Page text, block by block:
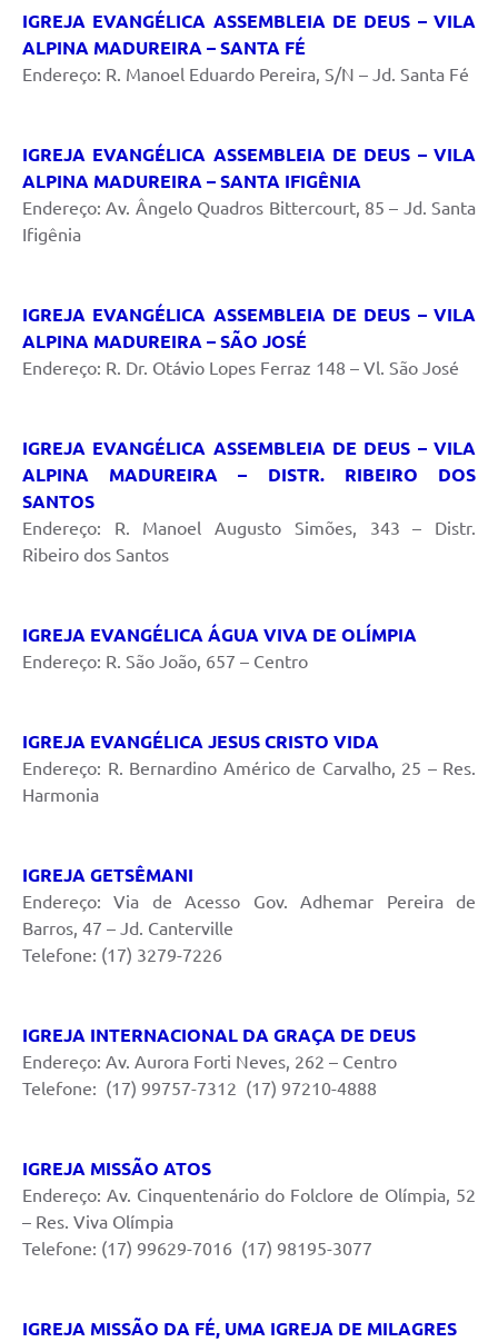
IGREJA EVANGÉLICA ASSEMBLEIA DE DEUS – VILA
ALPINA MADUREIRA – SANTA FÉ
Endereço: R. Manoel Eduardo Pereira, S/N – Jd. Santa Fé
IGREJA EVANGÉLICA ASSEMBLEIA DE DEUS – VILA
ALPINA MADUREIRA – SANTA IFIGÊNIA
Endereço: Av. Ângelo Quadros Bittercourt, 85 – Jd. Santa
Ifigênia
IGREJA EVANGÉLICA ASSEMBLEIA DE DEUS – VILA
ALPINA MADUREIRA – SÃO JOSÉ
Endereço: R. Dr. Otávio Lopes Ferraz 148 – Vl. São José
IGREJA EVANGÉLICA ASSEMBLEIA DE DEUS – VILA
ALPINA MADUREIRA – DISTR. RIBEIRO DOS
SANTOS
Endereço: R. Manoel Augusto Simões, 343 – Distr.
Ribeiro dos Santos
IGREJA EVANGÉLICA ÁGUA VIVA DE OLÍMPIA
Endereço: R. São João, 657 – Centro
IGREJA EVANGÉLICA JESUS CRISTO VIDA
Endereço: R. Bernardino Américo de Carvalho, 25 – Res.
Harmonia
IGREJA GETSÊMANI
Endereço: Via de Acesso Gov. Adhemar Pereira de
Barros, 47 – Jd. Canterville
Telefone: (17) 3279-7226
IGREJA INTERNACIONAL DA GRAÇA DE DEUS
Endereço: Av. Aurora Forti Neves, 262 – Centro
Telefone: (17) 99757-7312 (17) 97210-4888
IGREJA MISSÃO ATOS
Endereço: Av. Cinquentenário do Folclore de Olímpia, 52
– Res. Viva Olímpia
Telefone: (17) 99629-7016 (17) 98195-3077
IGREJA MISSÃO DA FÉ, UMA IGREJA DE MILAGRES